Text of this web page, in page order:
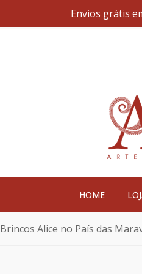
Envios grátis
HOME
Brincos Alice no País das